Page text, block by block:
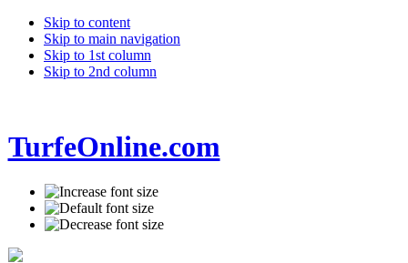
Skip to content
Skip to main navigation
Skip to 1st column
Skip to 2nd column
TurfeOnline.com